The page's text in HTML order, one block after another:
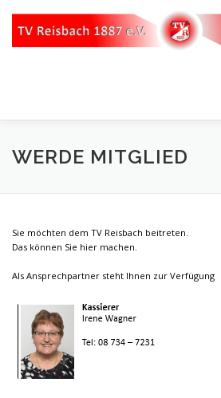
springen
STARTSEITE ÜBER UNS
WERDE MITGLIED
Sie möchten dem TV Reisbach beitreten.
Das können Sie hier machen.
Als Ansprechpartner steht Ihnen zur Verfügung